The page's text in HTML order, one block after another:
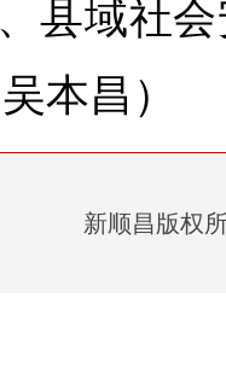
县域社
本昌）
新顺昌版权